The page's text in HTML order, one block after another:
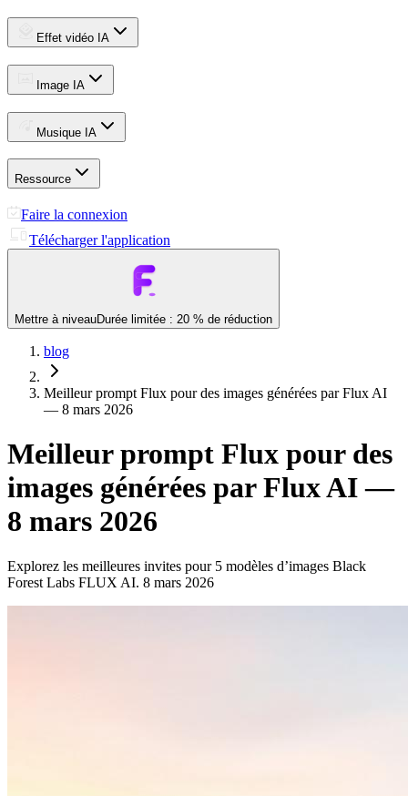
Effet vidéo IA
Image IA
Musique IA
Ressource
Faire la connexion
Télécharger l'application
Mettre à niveauDurée limitée : 20 % de réduction
blog
Meilleur prompt Flux pour des images générées par Flux AI
— 8 mars 2026
Meilleur prompt Flux pour des
images générées par Flux AI —
8 mars 2026
Explorez les meilleures invites pour 5 modèles d’images Black
Forest Labs FLUX AI. 8 mars 2026